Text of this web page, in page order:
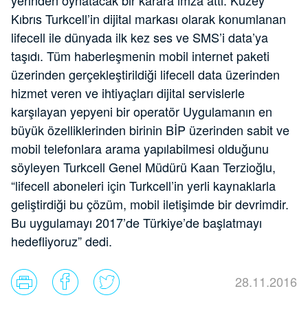
Kıbrıs Turkcell’in dijital markası olarak konumlanan
lifecell ile dünyada ilk kez ses ve SMS’i data’ya
taşıdı. Tüm haberleşmenin mobil internet paketi
üzerinden gerçekleştirildiği lifecell data üzerinden
hizmet veren ve ihtiyaçları dijital servislerle
karşılayan yepyeni bir operatör Uygulamanın en
büyük özelliklerinden birinin BİP üzerinden sabit ve
mobil telefonlara arama yapılabilmesi olduğunu
söyleyen Turkcell Genel Müdürü Kaan Terzioğlu,
“lifecell aboneleri için Turkcell’in yerli kaynaklarla
geliştirdiği bu çözüm, mobil iletişimde bir devrimdir.
Bu uygulamayı 2017’de Türkiye’de başlatmayı
hedefliyoruz” dedi.
28.11.2016